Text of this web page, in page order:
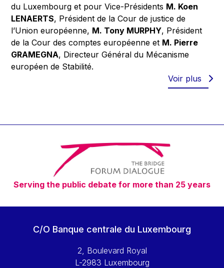
du Luxembourg et pour Vice-Présidents M. Koen
LENAERTS, Président de la Cour de justice de
l’Union européenne, M. Tony MURPHY, Président
de la Cour des comptes européenne et M. Pierre
GRAMEGNA, Directeur Général du Mécanisme
européen de Stabilité.
Voir plus
Serving the public debate for more than 25 years
C/O Banque centrale du Luxembourg
2, Boulevard Royal
L-2983 Luxembourg